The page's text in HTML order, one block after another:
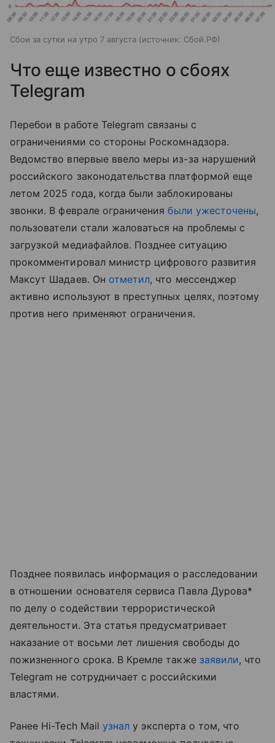
Сбои за сутки на утро 7 августа источник: Сбой.РФ
Что еще известно о сбоях
Telegram
Перебои в работе Telegram связаны с
ограничениями со стороны Роскомнадзора.
Ведомство впервые ввело меры из-за нарушений
российского законодательства платформой еще
летом 2025 года, когда были заблокированы
звонки. В феврале ограничениябыли ужесточены,
пользователи стали жаловаться на проблемы с
загрузкой медиафайлов. Позднее ситуацию
прокомментировал министр цифрового развития
Максут Шадаев. Он отметил, что мессенджер
активно используют в преступных целях, поэтому
против него применяют ограничения.
Позднее появилась информация о расследовании
в отношении основателя сервиса Павла Дурова*
по делу о содействии террористической
деятельности. Эта статья предусматривает
наказание от восьми лет лишения свободы до
пожизненного срока. В Кремле также заявили, что
Telegram не сотрудничает с российскими
властями.
Ранее Hi-Tech Mail узнал у эксперта о том, что